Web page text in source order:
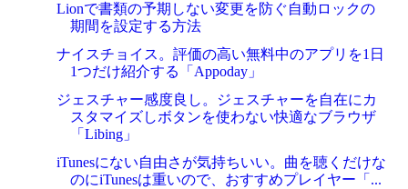
Lionで書類の予期しない変更を防ぐ自動ロックの
期間を設定する方法
ナイスチョイス。評価の高い無料中のアプリを1日
1つだけ紹介する「Appoday」
ジェスチャー感度良し。ジェスチャーを自在にカ
スタマイズしボタンを使わない快適なブラウザ
「Libing」
iTunesにない自由さが気持ちいい。曲を聴くだけな
のにiTunesは重いので、おすすめプレイヤー「...